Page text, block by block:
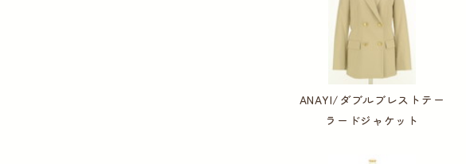
ANAYI/ダブルブレストテー
ラードジャケット